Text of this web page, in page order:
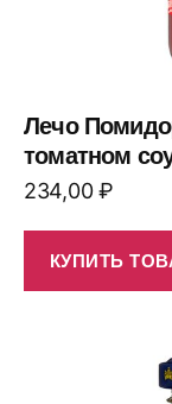
Лечо
томатном
234,00₽
КУПИТЬ